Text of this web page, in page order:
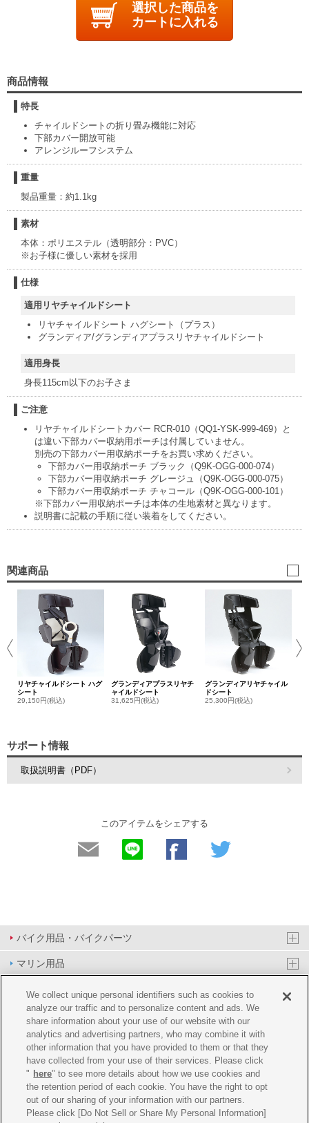
選択した商品を
カートに入れる
商品情報
特長
チャイルドシートの折り畳み機能に対応
下部カバー開放可能
アレンジルーフシステム
重量
製品重量：約1.1kg
素材
本体：ポリエステル（透明部分：PVC）
※お子様に優しい素材を採用
仕様
適用リヤチャイルドシート
リヤチャイルドシート ハグシート（プラス）
グランディア/グランディアプラスリヤチャイルドシート
適用身長
身長115cm以下のお子さま
ご注意
リヤチャイルドシートカバー RCR-010（QQ1-YSK-999-469）と
は違い下部カバー収納用ポーチは付属していません。
別売の下部カバー用収納ポーチをお買い求めください。
下部カバー用収納ポーチ ブラック（Q9K-OGG-000-074）
下部カバー用収納ポーチ グレージュ（Q9K-OGG-000-075）
下部カバー用収納ポーチ チャコール（Q9K-OGG-000-101）
※下部カバー用収納ポーチは本体の生地素材と異なります。
説明書に記載の手順に従い装着をしてください。
関連商品
リヤチャイルドシート ハグ
シート
29,150円(税込)
グランディアプラスリヤチ
ャイルドシート
31,625円(税込)
グランディアリヤチャイル
ドシート
25,300円(税込)
サポート情報
取扱説明書（PDF）
このアイテムをシェアする
バイク用品・バイクパーツ
マリン用品
PAS/YPJ用品
その他用品
イベント&エンターテイメント
オンラインショップ
企業情報
ご利用規約 推薦環境 プライバシーポリシー Cookie ポリシー
We collect unique personal identifiers such as cookies to
analyze our traffic and to personalize content and ads. We
share information about your use of our website with our
analytics and advertising partners, who may combine it with
other information that you have provided to them or that they
have collected from your use of their services. Please click
" here" to see more details about how we use cookies and
the retention period of each cookie. You have the right to opt
out of our sharing of your information with our partners.
Please click [Do Not Sell or Share My Personal Information]